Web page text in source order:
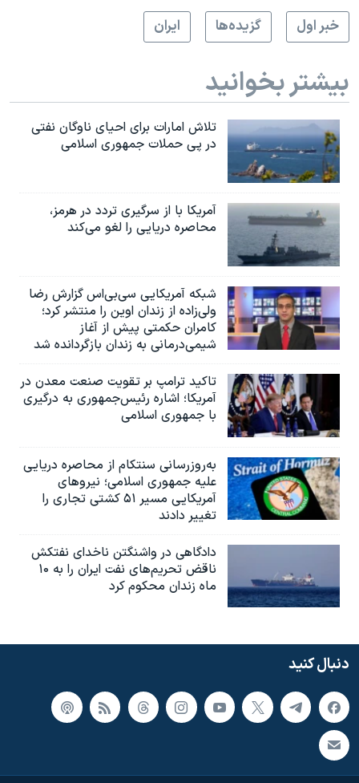
خبر اول
گزيده‌ها ايران
بیشتر بخوانید
تلاش امارات برای احیای ناوگان نفتی
در پی حملات جمهوری اسلامی
آمریکا با از سرگیری تردد در هرمز،
محاصره دریایی را لغو می‌کند
شبکه آمریکایی سی‌بی‌‌اس گزارش رضا
ولی‌زاده از زندان اوین را منتشر کرد؛
کامران حکمتی پیش از آغاز
شیمی‌درمانی به زندان بازگردانده شد
تاکید ترامپ بر تقویت صنعت معدن در
آمریکا؛ اشاره رئیس‌جمهوری به درگیری
با جمهوری اسلامی
به‌روزرسانی سنتکام از محاصره دریایی
علیه جمهوری اسلامی؛ نیروهای
آمریکایی مسیر ۵۱ کشتی تجاری را
تغییر دادند
دادگاهی در واشنگتن ناخدای نفتکش
ناقض تحریم‌های نفت ایران را به ۱۰
ماه زندان محکوم کرد
دنبال کنید